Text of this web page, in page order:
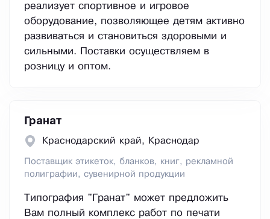
реализует спортивное и игровое
оборудование, позволяющее детям активно
развиваться и становиться здоровыми и
сильными. Поставки осуществляем в
розницу и оптом.
Гранат
Краснодарский край, Краснодар
Поставщик этикеток, бланков, книг, рекламной
полиграфии, сувенирной продукции
Типография "Гранат" может предложить
Вам полный комплекс работ по печати